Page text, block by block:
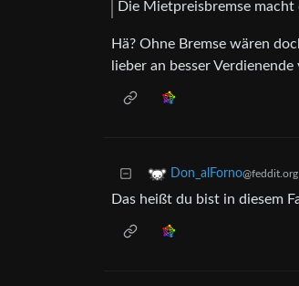
Die Mietpreisbremse
Hä? Ohne Bremse wären
lieber an besser
Don_alForno@feddit.org
Das heißt du bist in diesem